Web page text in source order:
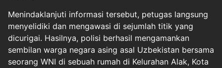
Menindaklanjuti informasi tersebut, petugas langsung
menyelidiki dan mengawasi di sejumlah titik yang
dicurigai. Hasilnya, polisi berhasil mengamankan
sembilan warga negara asing asal Uzbekistan bersama
seorang WNI di sebuah rumah di Kelurahan Alak, Kota